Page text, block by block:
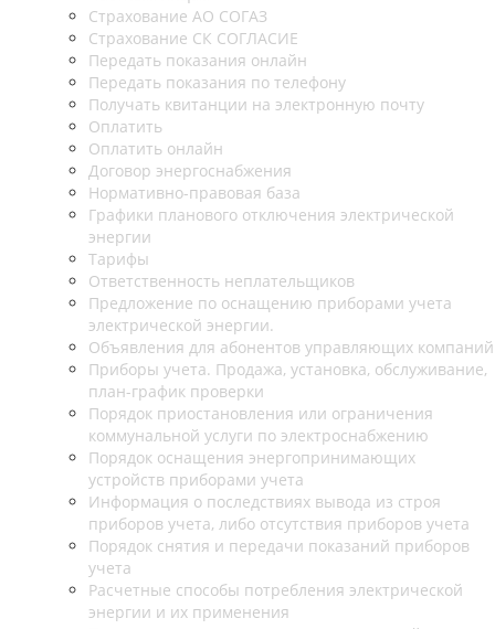
Страхование АО СОГАЗ
Страхование СК СОГЛАСИЕ
Передать показания онлайн
Передать показания по телефону
Получать квитанции на электронную почту
Оплатить
Оплатить онлайн
Договор энергоснабжения
Нормативно-правовая база
Графики планового отключения электрической
энергии
Тарифы
Ответственность неплательщиков
Предложение по оснащению приборами учета
электрической энергии.
Объявления для абонентов управляющих компаний
Приборы учета. Продажа, установка, обслуживание,
план-график проверки
Порядок приостановления или ограничения
коммунальной услуги по электроснабжению
Порядок оснащения энергопринимающих
устройств приборами учета
Информация о последствиях вывода из строя
приборов учета, либо отсутствия приборов учета
Порядок снятия и передачи показаний приборов
учета
Расчетные способы потребления электрической
энергии и их применения